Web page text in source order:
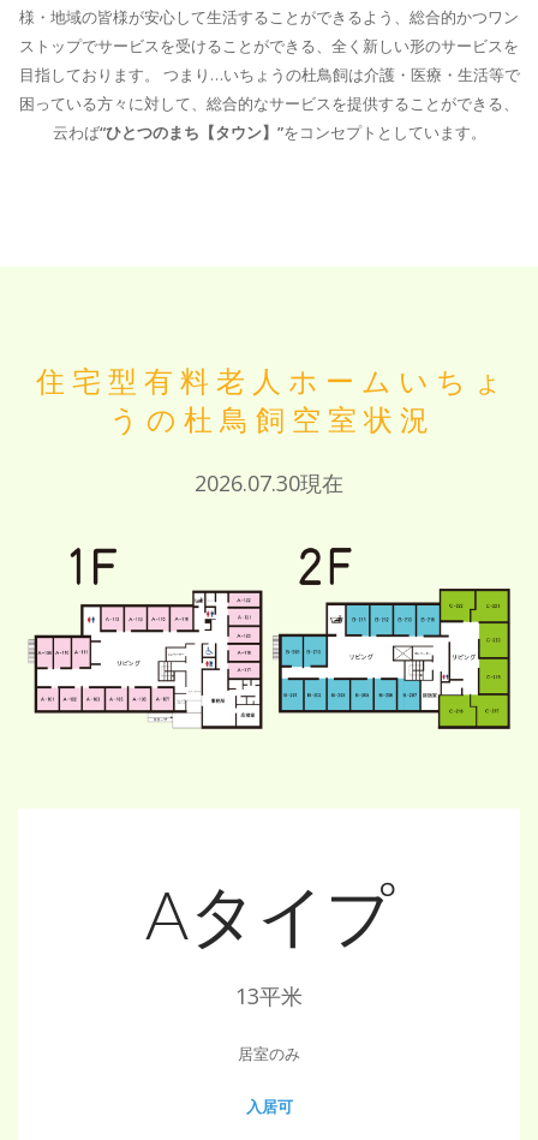
様・地域の皆様が安心して生活することができるよう、総合的かつワン
ストップでサービスを受けることができる、全く新しい形のサービスを
目指しております。
つまり…いちょうの杜鳥飼は介護・医療・生活等で
困っている方々に対して、総合的なサービスを提供することができる、
云わば“ひとつのまち【タウン】”をコンセプトとしています。
住宅型有料老人ホーム いちょ
うの杜鳥飼空室状況
2026.07.30現在
Aタイプ
13平米
居室のみ
入居可